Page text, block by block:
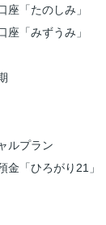
座「たのしみ」
座「みずうみ」
ルプラン
金「ひろがり21」